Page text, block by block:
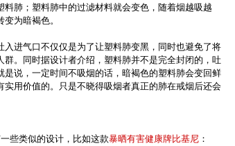
肺；塑料肺中的过滤材料就会变色，随着烟越吸越
为暗褐色。
进气口不仅仅是为了让塑料肺变黑，同时也避免了将
。同时据设计者介绍，塑料肺并不是完全封闭的，吐
是说，一定时间不吸烟的话，暗褐色的塑料肺会变回鲜
实用价值的。只是不晓得吸烟者真正的肺在戒烟后还会
类似的设计，比如这款暴晒有害健康牌比基尼：